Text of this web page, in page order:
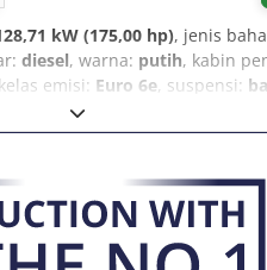
kW (175,00 hp), jenis
diesel, warna: putih, kabin
emisi: Euro 6e, suspensi:
AdBlue, Bluetooth, EBS
kemudi berkuasa,
truk, pendingin udara,